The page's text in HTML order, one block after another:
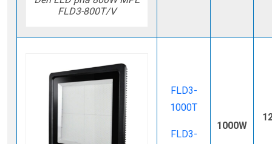
FLD3-800T/V
FLD3-
1000T
FLD3-
1000W